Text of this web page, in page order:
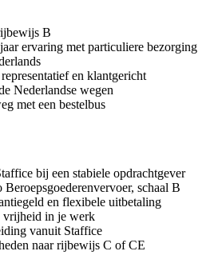
B
ervaring met particuliere bezorging
en klantgericht
Nederlandse wegen
met een bestelbus
bij een stabiele opdrachtgever
Beroepsgoederenvervoer, schaal B
en flexibele uitbetaling
vrijheid in je werk
vanuit Staffice
naar rijbewijs C of CE